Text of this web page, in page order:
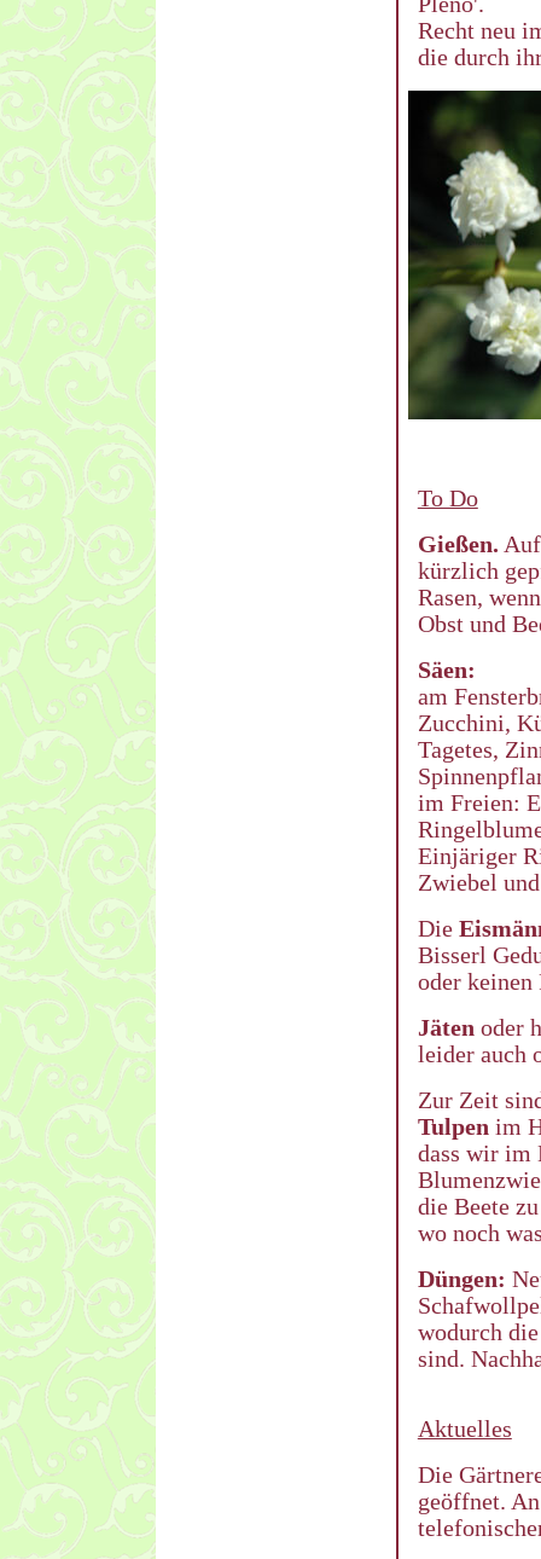
Recht neu
die durch
To Do
Gießen.
kürzlich
Rasen,
Obst und
Säen:
am
Zucchini,
Tagetes,
im Freien:
Einjäriger
Zwiebel
Die
Bisserl
oder keinen
Jätenoder
leider auch
Zur Zeit
Tulpenim
dass wir im
die Beete
wo noch
Düngen:
wodurch
sind.
Aktuelles
Die
geöffnet.